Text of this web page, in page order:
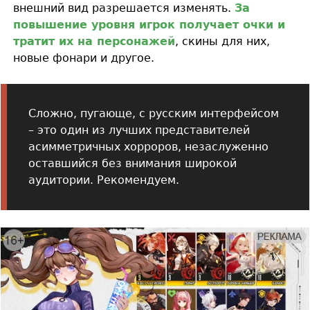
внешний вид разрешается изменять. За
повышение уровня игрок получает очки и
тратит их на персонажей, скины для них,
новые фонари и другое.
Сложно, пугающе, с русским интерфейсом
– это один из лучших представителей
асимметричных хорроров, незаслуженно
оставшийся без внимания широкой
аудитории. Рекомендуем.